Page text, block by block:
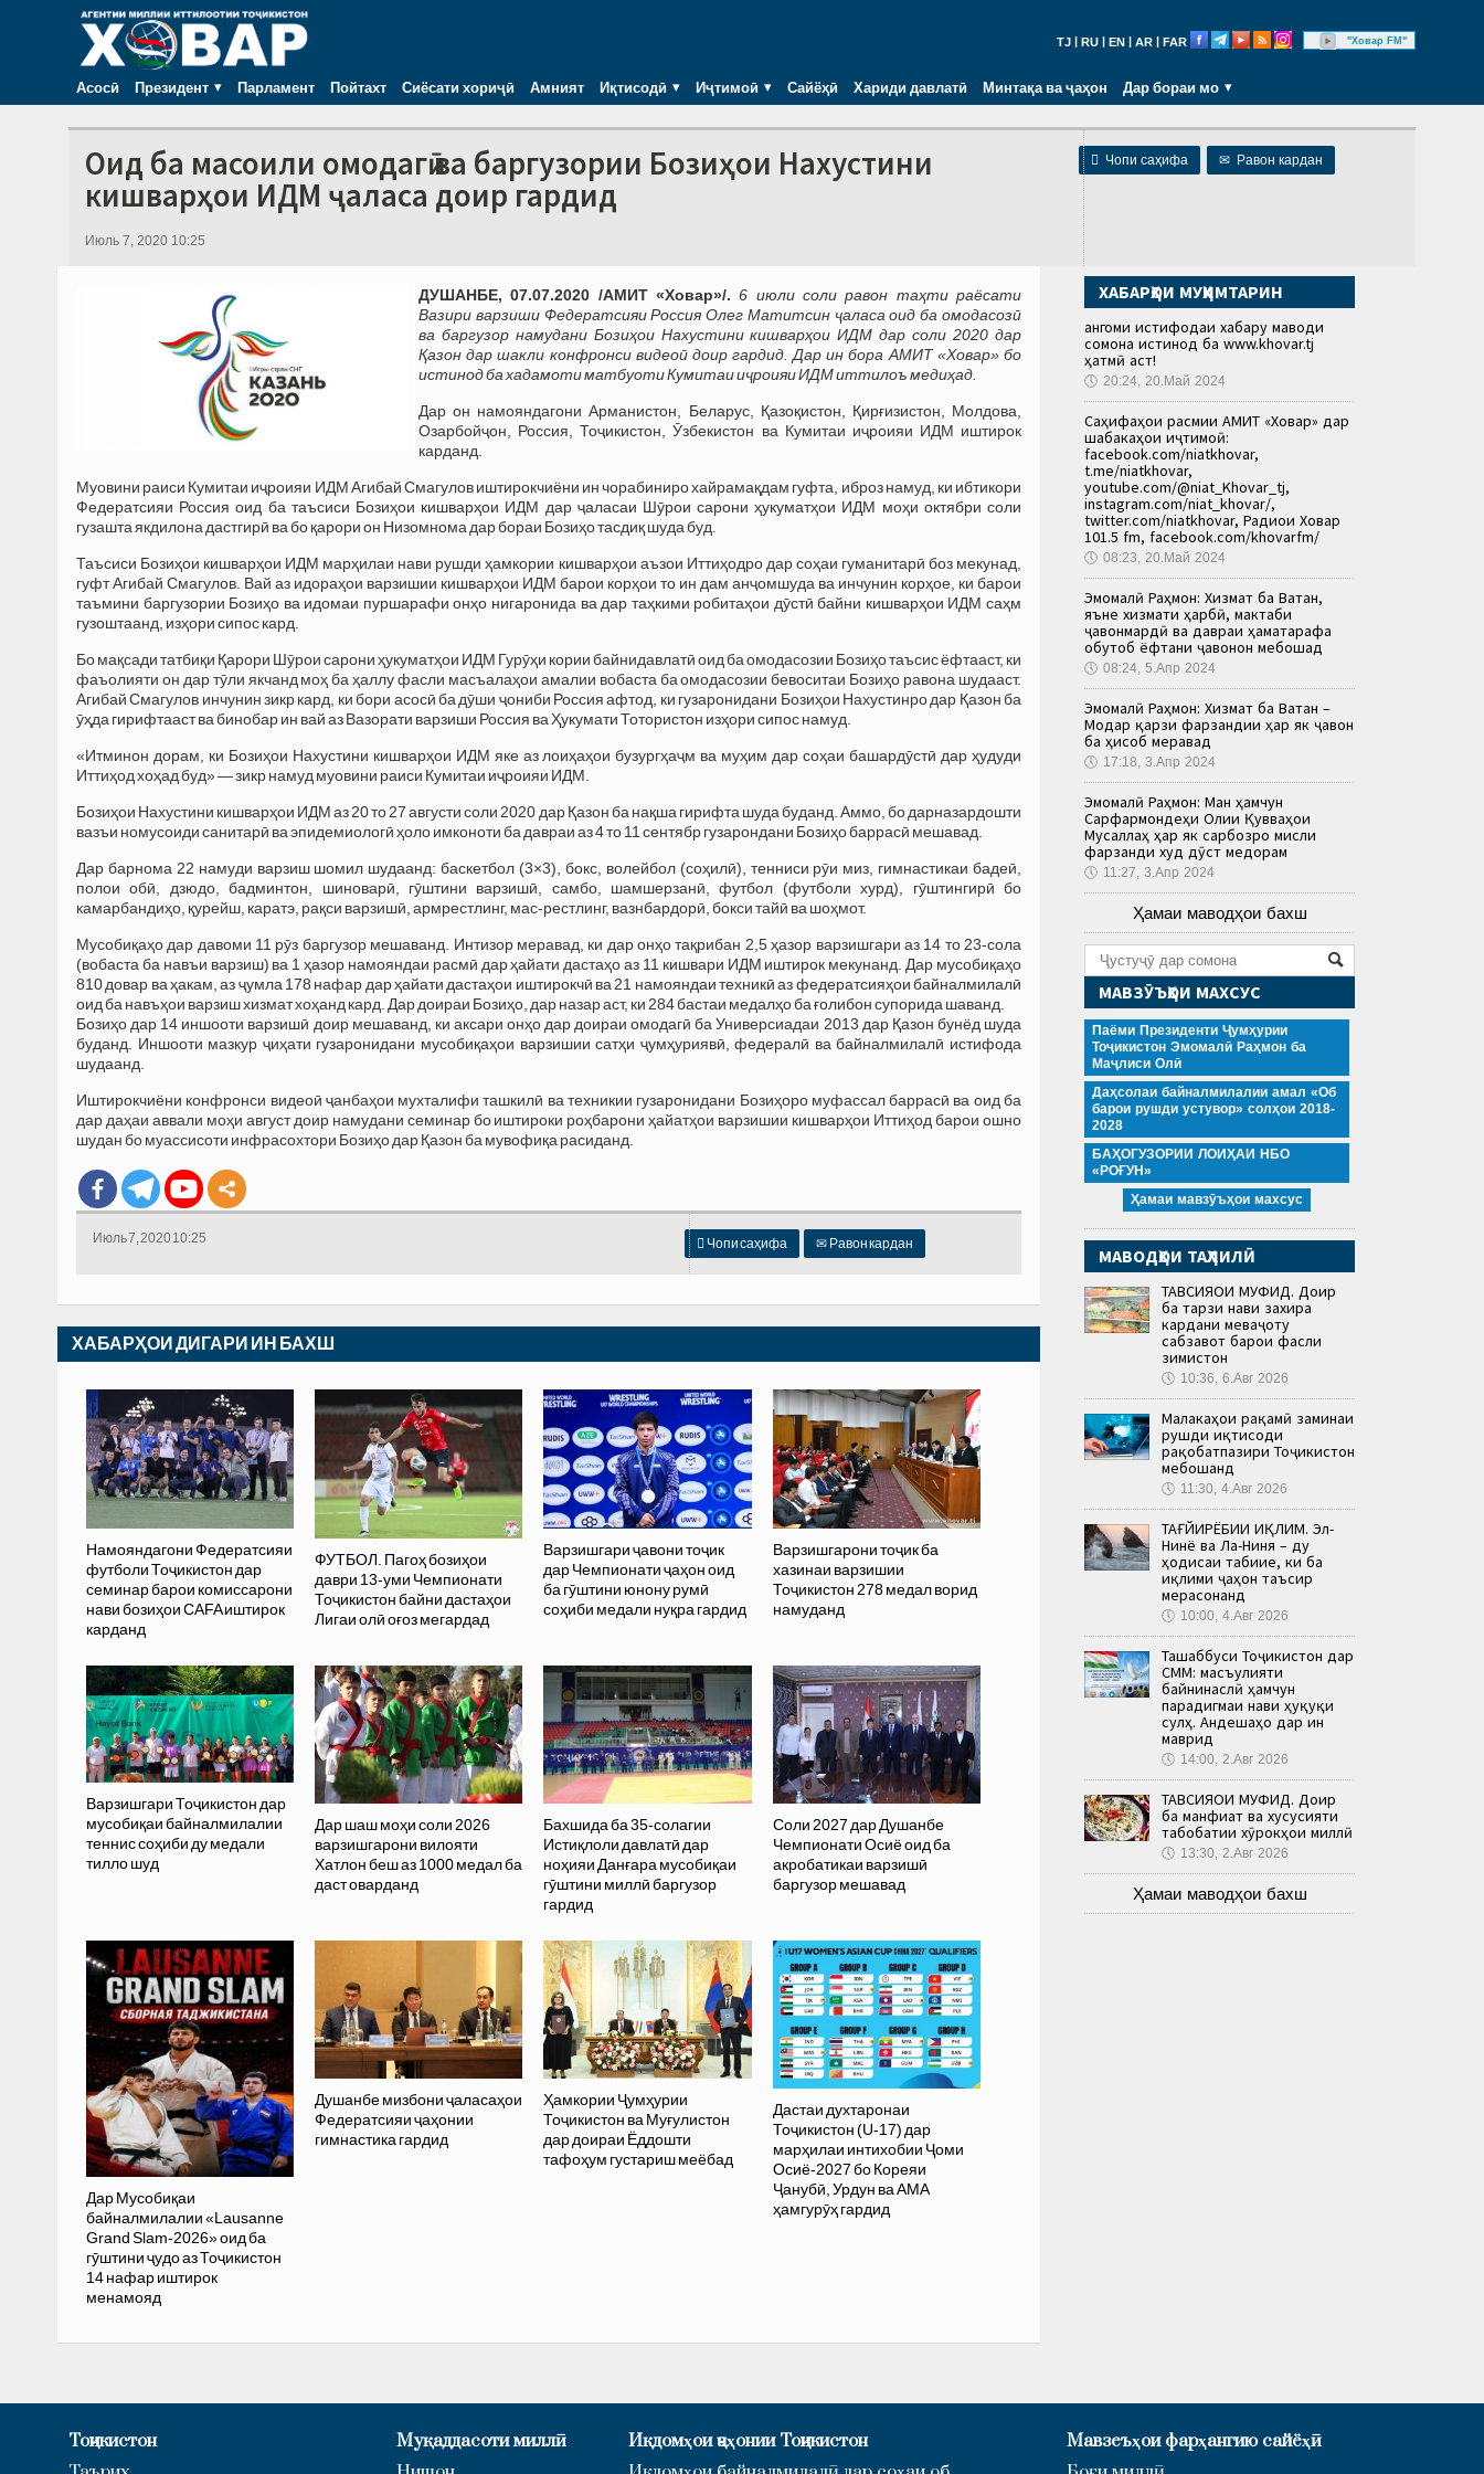
TJ RU EN AR FAR "Ховар FM"
Асосӣ Президент Парламент Пойтахт Сиёсати хориҷӣ Амният Иқтисодӣ Иҷтимоӣ Сайёҳӣ Хариди давлатӣ Минтақа ва ҷаҳон Дар бораи мо
 Чопи саҳифа ✉ Равон кардан
Оид ба масоили омодагӣ ва баргузории Бозиҳои Нахустини
кишварҳои ИДМ ҷаласа доир гардид
Июль 7, 2020 10:25
ДУШАНБЕ, 07.07.2020 /АМИТ «Ховар»/. 6 июли соли равон таҳти раёсати
Вазири варзиши Федератсияи Россия Олег Матитсин ҷаласа оид ба омодасозӣ
ва баргузор намудани Бозиҳои Нахустини кишварҳои ИДМ дар соли 2020 дар
Қазон дар шакли конфронси видеоӣ доир гардид. Дар ин бора АМИТ «Ховар» бо
истинод ба хадамоти матбуоти Кумитаи иҷроияи ИДМ иттилоъ медиҳад.
Дар он намояндагони Арманистон, Беларус, Қазоқистон, Қирғизистон, Молдова,
Озарбойҷон, Россия, Тоҷикистон, Ӯзбекистон ва Кумитаи иҷроияи ИДМ иштирок
карданд.
Муовини раиси Кумитаи иҷроияи ИДМ Агибай Смагулов иштирокчиёни ин чорабиниро хайрамақдам гуфта, иброз намуд, ки ибтикори
Федератсияи Россия оид ба таъсиси Бозиҳои кишварҳои ИДМ дар ҷаласаи Шӯрои сарони ҳукуматҳои ИДМ моҳи октябри соли
гузашта якдилона дастгирӣ ва бо қарори он Низомнома дар бораи Бозиҳо тасдиқ шуда буд.
Таъсиси Бозиҳои кишварҳои ИДМ марҳилаи нави рушди ҳамкории кишварҳои аъзои Иттиҳодро дар соҳаи гуманитарӣ боз мекунад,
гуфт Агибай Смагулов. Вай аз идораҳои варзишии кишварҳои ИДМ барои корҳои то ин дам анҷомшуда ва инчунин корҳое, ки барои
таъмини баргузории Бозиҳо ва идомаи пуршарафи онҳо нигаронида ва дар таҳкими робитаҳои дӯстӣ байни кишварҳои ИДМ саҳм
гузоштаанд, изҳори сипос кард.
Бо мақсади татбиқи Қарори Шӯрои сарони ҳукуматҳои ИДМ Гурӯҳи кории байнидавлатӣ оид ба омодасозии Бозиҳо таъсис ёфтааст, ки
фаъолияти он дар тӯли якчанд моҳ ба ҳаллу фасли масъалаҳои амалии вобаста ба омодасозии бевоситаи Бозиҳо равона шудааст.
Агибай Смагулов инчунин зикр кард, ки бори асосӣ ба дӯши ҷониби Россия афтод, ки гузаронидани Бозиҳои Нахустинро дар Қазон ба
ӯҳда гирифтааст ва бинобар ин вай аз Вазорати варзиши Россия ва Ҳукумати Тотористон изҳори сипос намуд.
«Итминон дорам, ки Бозиҳои Нахустини кишварҳои ИДМ яке аз лоиҳаҳои бузургҳаҷм ва муҳим дар соҳаи башардӯстӣ дар ҳудуди
Иттиҳод хоҳад буд» — зикр намуд муовини раиси Кумитаи иҷроияи ИДМ.
Бозиҳои Нахустини кишварҳои ИДМ аз 20 то 27 августи соли 2020 дар Қазон ба нақша гирифта шуда буданд. Аммо, бо дарназардошти
вазъи номусоиди санитарӣ ва эпидемиологӣ ҳоло имконоти ба давраи аз 4 то 11 сентябр гузарондани Бозиҳо баррасӣ мешавад.
Дар барнома 22 намуди варзиш шомил шудаанд: баскетбол (3×3), бокс, волейбол (соҳилӣ), тенниси рӯи миз, гимнастикаи бадеӣ,
полои обӣ, дзюдо, бадминтон, шиноварӣ, гӯштини варзишӣ, самбо, шамшерзанӣ, футбол (футболи хурд), гӯштингирӣ бо
камарбандиҳо, қурейш, каратэ, рақси варзишӣ, армрестлинг, мас-рестлинг, вазнбардорӣ, бокси тайӣ ва шоҳмот.
Мусобиқаҳо дар давоми 11 рӯз баргузор мешаванд. Интизор меравад, ки дар онҳо тақрибан 2,5 ҳазор варзишгари аз 14 то 23-сола
(вобаста ба навъи варзиш) ва 1 ҳазор намояндаи расмӣ дар ҳайати дастаҳо аз 11 кишвари ИДМ иштирок мекунанд. Дар мусобиқаҳо
810 довар ва ҳакам, аз ҷумла 178 нафар дар ҳайати дастаҳои иштирокчӣ ва 21 намояндаи техникӣ аз федератсияҳои байналмилалӣ
оид ба навъҳои варзиш хизмат хоҳанд кард. Дар доираи Бозиҳо, дар назар аст, ки 284 бастаи медалҳо ба ғолибон супорида шаванд.
Бозиҳо дар 14 иншооти варзишӣ доир мешаванд, ки аксари онҳо дар доираи омодагӣ ба Универсиадаи 2013 дар Қазон бунёд шуда
буданд. Иншооти мазкур ҷиҳати гузаронидани мусобиқаҳои варзишии сатҳи ҷумҳуриявӣ, федералӣ ва байналмилалӣ истифода
шудаанд.
Иштирокчиёни конфронси видеоӣ ҷанбаҳои мухталифи ташкилӣ ва техникии гузаронидани Бозиҳоро муфассал баррасӣ ва оид ба
дар даҳаи аввали моҳи август доир намудани семинар бо иштироки роҳбарони ҳайатҳои варзишии кишварҳои Иттиҳод барои ошно
шудан бо муассисоти инфрасохтори Бозиҳо дар Қазон ба мувофиқа расиданд.
 Чопи саҳифа ✉ Равон кардан
Июль 7, 2020 10:25
ХАБАРҲОИ ДИГАРИ ИН БАХШ
Намояндагони Федератсияи
футболи Тоҷикистон дар
семинар барои комиссарони
нави бозиҳои CAFA иштирок
карданд
ФУТБОЛ. Пагоҳ бозиҳои
даври 13-уми Чемпионати
Тоҷикистон байни дастаҳои
Лигаи олӣ оғоз мегардад
Варзишгари ҷавони тоҷик
дар Чемпионати ҷаҳон оид
ба гӯштини юнону румӣ
соҳиби медали нуқра гардид
Варзишгарони тоҷик ба
хазинаи варзишии
Тоҷикистон 278 медал ворид
намуданд
Варзишгари Тоҷикистон дар
мусобиқаи байналмилалии
теннис соҳиби ду медали
тилло шуд
Дар шаш моҳи соли 2026
варзишгарони вилояти
Хатлон беш аз 1000 медал ба
даст оварданд
Бахшида ба 35-солагии
Истиқлоли давлатӣ дар
ноҳияи Данғара мусобиқаи
гӯштини миллӣ баргузор
гардид
Соли 2027 дар Душанбе
Чемпионати Осиё оид ба
акробатикаи варзишӣ
баргузор мешавад
Дар Мусобиқаи
байналмилалии «Lausanne
Grand Slam-2026» оид ба
гӯштини ҷудо аз Тоҷикистон
14 нафар иштирок
менамояд
Душанбе мизбони ҷаласаҳои
Федератсияи ҷаҳонии
гимнастика гардид
Ҳамкории Ҷумҳурии
Тоҷикистон ва Муғулистон
дар доираи Ёддошти
тафоҳум густариш меёбад
Дастаи духтаронаи
Тоҷикистон (U-17) дар
марҳилаи интихобии Ҷоми
Осиё-2027 бо Кореяи
Ҷанубӣ, Урдун ва АМА
ҳамгурӯҳ гардид
ХАБАРҲОИ МУҲИМТАРИН
Ҳангоми истифодаи хабару маводи
сомона истинод ба www.khovar.tj
ҳатмӣ аст!
🕔 20:24, 20.Май 2024
Саҳифаҳои расмии АМИТ «Ховар» дар
шабакаҳои иҷтимоӣ:
facebook.com/niatkhovar,
t.me/niatkhovar,
youtube.com/@niat_Khovar_tj,
instagram.com/niat_khovar/,
twitter.com/niatkhovar, Радиои Ховар
101.5 fm, facebook.com/khovarfm/
🕔 08:23, 20.Май 2024
Эмомалӣ Раҳмон: Хизмат ба Ватан,
яъне хизмати ҳарбӣ, мактаби
ҷавонмардӣ ва давраи ҳаматарафа
обутоб ёфтани ҷавонон мебошад
🕔 08:24, 5.Апр 2024
Эмомалӣ Раҳмон: Хизмат ба Ватан –
Модар қарзи фарзандии ҳар як ҷавон
ба ҳисоб меравад
🕔 17:18, 3.Апр 2024
Эмомалӣ Раҳмон: Ман ҳамчун
Сарфармондеҳи Олии Қувваҳои
Мусаллаҳ ҳар як сарбозро мисли
фарзанди худ дӯст медорам
🕔 11:27, 3.Апр 2024
Ҳамаи маводҳои бахш
МАВЗӮЪҲОИ МАХСУС
Паёми Президенти Ҷумҳурии
Тоҷикистон Эмомалӣ Раҳмон ба
Маҷлиси Олӣ
Даҳсолаи байналмилалии амал «Об
барои рушди устувор» солҳои 2018-
2028
БАҲОГУЗОРИИ ЛОИҲАИ НБО
«РОҒУН»
Ҳамаи мавзӯъҳои махсус
МАВОДҲОИ ТАҲЛИЛӢ
ТАВСИЯҲОИ МУФИД. Доир
ба тарзи нави захира
кардани меваҷоту
сабзавот барои фасли
зимистон
🕔 10:36, 6.Авг 2026
Малакаҳои рақамӣ заминаи
рушди иқтисоди
рақобатпазири Тоҷикистон
мебошанд
🕔 11:30, 4.Авг 2026
ТАҒЙИРЁБИИ ИҚЛИМ. Эл-
Нинё ва Ла-Ниня – ду
ҳодисаи табиие, ки ба
иқлими ҷаҳон таъсир
мерасонанд
🕔 10:00, 4.Авг 2026
Ташаббуси Тоҷикистон дар
СММ: масъулияти
байнинаслӣ ҳамчун
парадигмаи нави ҳуқуқи
сулҳ. Андешаҳо дар ин
маврид
🕔 14:00, 2.Авг 2026
ТАВСИЯҲОИ МУФИД. Доир
ба манфиат ва хусусияти
табобатии хӯрокҳои миллӣ
🕔 13:30, 2.Авг 2026
Ҳамаи маводҳои бахш
Тоҷикистон
Муқаддасоти миллӣ
Иқдомҳои ҷаҳонии Тоҷикистон
Мавзеъҳои фарҳангию сайёҳӣ